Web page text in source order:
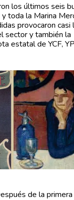
los últimos seis
toda la Marina
provocaron casi
sector y también la
estatal de YCF,
de la primera